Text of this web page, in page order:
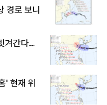
경로 보니
겨간다…
' 현재 위